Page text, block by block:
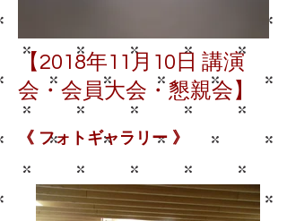
【2018年11月10日 講演
会・会員大会・懇親会】
《 フォトギャラリー 》